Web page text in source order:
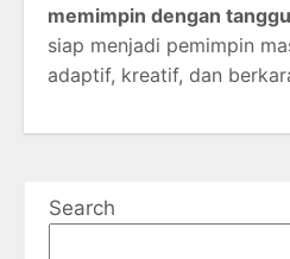
memimpin dengan
siap menjadi pemimpin
adaptif, kreatif, dan
Search